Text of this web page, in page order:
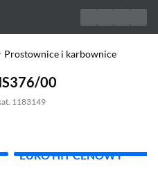
Prostownice i karbownice
00
1183149
EURO HIT CENOWY